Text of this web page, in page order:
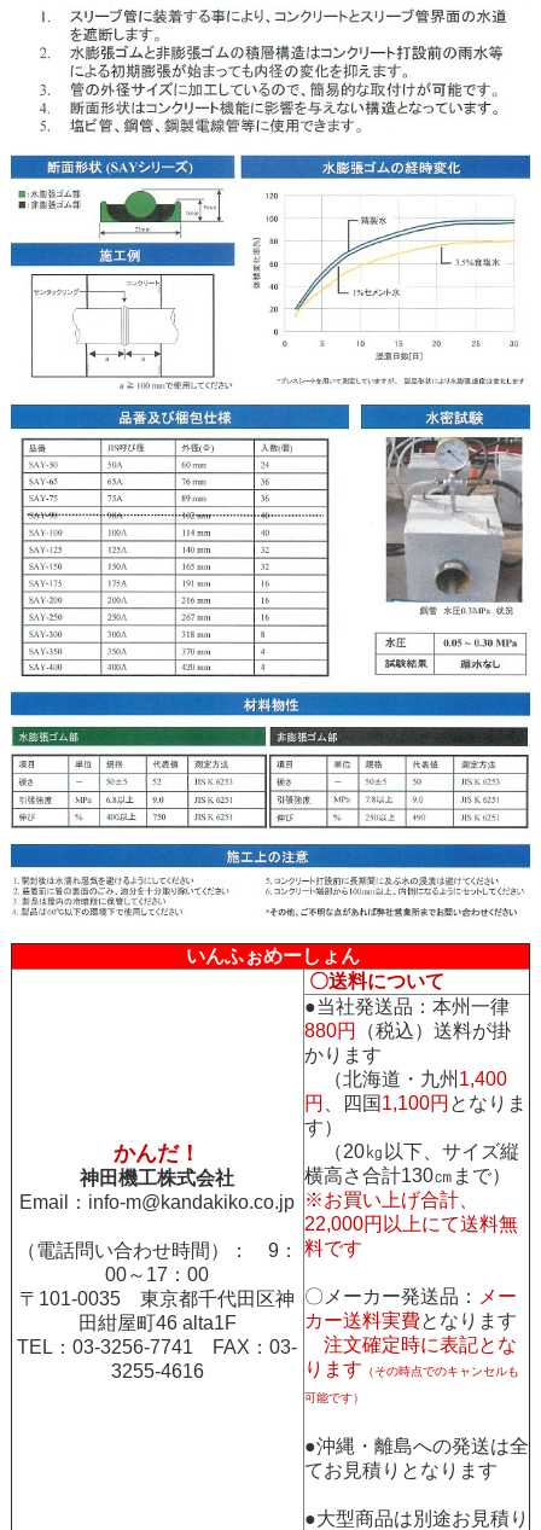
いんふぉめーしょん
かんだ！
神田機工株式会社
Email： info-m@kandakiko.co.jp
（電話問い合わせ時間）： 9：
00～17：00
〒101-0035 東京都千代田区神
田紺屋町46 alta1F
TEL：03-3256-7741 FAX：03-
3255-4616
〇送料について
●当社発送品：本州一律
880円
（税込）送料が掛
かります
（北海道・九州 1,400
円
、四国 1,100円 となりま
す）
（20㎏以下、サイズ縦
横高さ合計130㎝まで）
※お買い上げ合計、
22,000円以上にて送料無
料です
〇メーカー発送品：
メー
カー送料実費となります
注文確定時に表記とな
ります （その時点でのキャンセルも
可能です）
●沖縄・離島への発送は全
てお見積りとなります
●大型商品は別途お見積り